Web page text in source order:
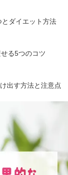
ダイエット方法
る5つのコツ
出す方法と注意点